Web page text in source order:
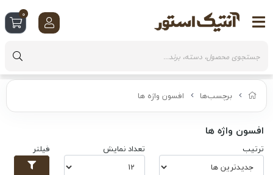
برچسب‌ها افسون واژه ها
افسون واژه ها
ترتیب تعداد نمایش فیلتر
0